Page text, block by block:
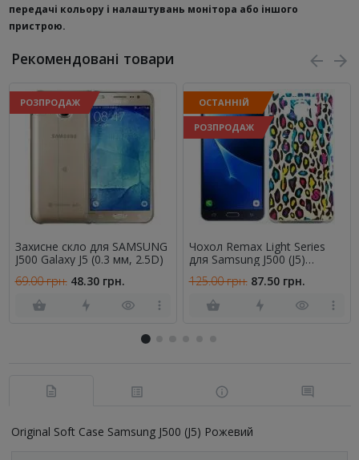
передачі кольору і налаштувань монітора або іншого
пристрою.
Рекомендовані товари
РОЗПРОДАЖ
Захисне скло для SAMSUNG
J500 Galaxy J5 (0.3 мм, 2.5D)
69.00 грн. 48.30 грн.
ОСТАННІЙ
РОЗПРОДАЖ
Чохол Remax Light Series
для Samsung J500 (J5)
125.00 грн. 87.50 грн.
Original Soft Case Samsung J500 (J5) Рожевий